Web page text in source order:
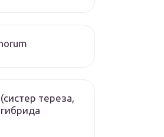
тереза,